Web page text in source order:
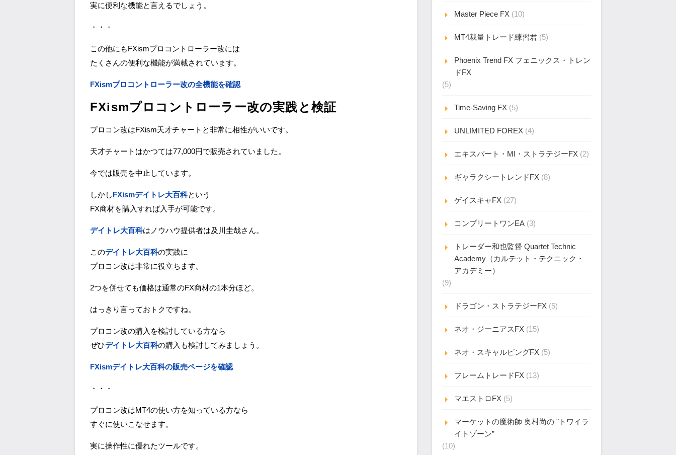
実に便利な機能と言えるでしょう。
・・・
この他にもFXismプロコントローラー改には
たくさんの便利な機能が満載されています。
FXismプロコントローラー改の全機能を確認
FXismプロコントローラー改の実践と検証
プロコン改はFXism天才チャートと非常に相性がいいです。
天才チャートはかつては77,000円で販売されていました。
今では販売を中止しています。
しかしFXismデイトレ大百科という
FX商材を購入すれば入手が可能です。
デイトレ大百科はノウハウ提供者は及川圭哉さん。
このデイトレ大百科の実践に
プロコン改は非常に役立ちます。
2つを併せても価格は通常のFX商材の1本分ほど。
はっきり言っておトクですね。
プロコン改の購入を検討している方なら
ぜひデイトレ大百科の購入も検討してみましょう。
FXismデイトレ大百科の販売ページを確認
・・・
プロコン改はMT4の使い方を知っている方なら
すぐに使いこなせます。
実に操作性に優れたツールです。
Master Piece FX (10)
MT4裁量トレード練習君 (5)
Phoenix Trend FX フェニックス・トレン
ドFX
(5)
Time-Saving FX (5)
UNLIMITED FOREX (4)
エキスパート・MI・ストラテジーFX (2)
ギャラクシートレンドFX (8)
ゲイスキャFX (27)
コンプリートワンEA (3)
トレーダー和也監督 Quartet Technic
Academy（カルテット・テクニック・
アカデミー）
(9)
ドラゴン・ストラテジーFX (5)
ネオ・ジーニアスFX (15)
ネオ・スキャルピングFX (5)
フレームトレードFX (13)
マエストロFX (5)
マーケットの魔術師 奥村尚の "トワイラ
イトゾーン”
(10)